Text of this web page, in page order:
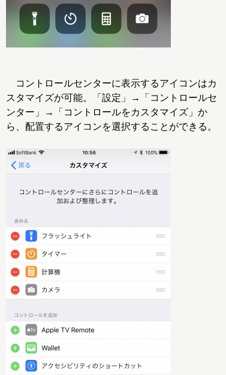
コントロールセンターに表示するアイコンはカ
スタマイズが可能。「設定」→「コントロールセ
ンター」→「コントロールをカスタマイズ」か
ら、配置するアイコンを選択することができる。